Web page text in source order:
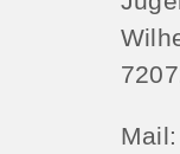
Mail: